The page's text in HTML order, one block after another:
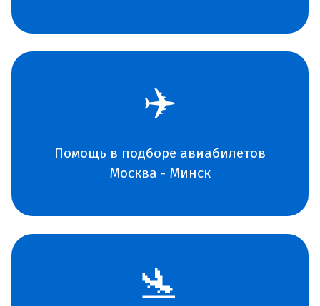
✈️
Помощь в подборе авиабилетов
Москва - Минск
🛬